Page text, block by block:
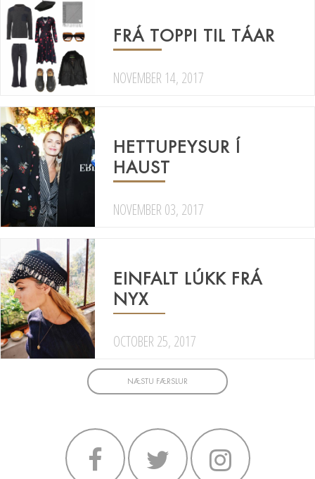
FRÁ TOPPI TIL TÁAR
NOVEMBER 14, 2017
HETTUPEYSUR Í
HAUST
NOVEMBER 03, 2017
EINFALT LÚKK FRÁ
NYX
OCTOBER 25, 2017
NÆSTU FÆRSLUR